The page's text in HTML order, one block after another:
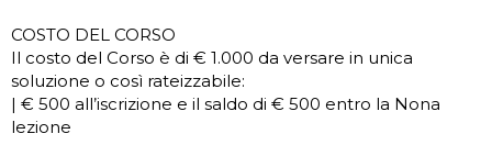
COSTO DEL CORSO
Il costo del Corso è di € 1.000 da versare in unica
soluzione o così rateizzabile:
| € 500 all’iscrizione e il saldo di € 500 entro la Nona
lezione